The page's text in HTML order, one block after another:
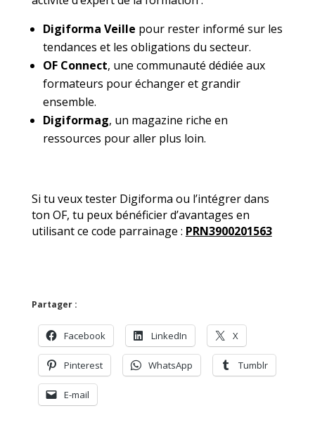
Digiforma Veille pour rester informé sur les
tendances et les obligations du secteur.
OF Connect, une communauté dédiée aux
formateurs pour échanger et grandir
ensemble.
Digiformag, un magazine riche en
ressources pour aller plus loin.
Si tu veux tester Digiforma ou l’intégrer dans
ton OF, tu peux bénéficier d’avantages en
utilisant ce code parrainage : PRN3900201563
Partager :
Facebook LinkedIn X
Pinterest WhatsApp Tumblr
E-mail